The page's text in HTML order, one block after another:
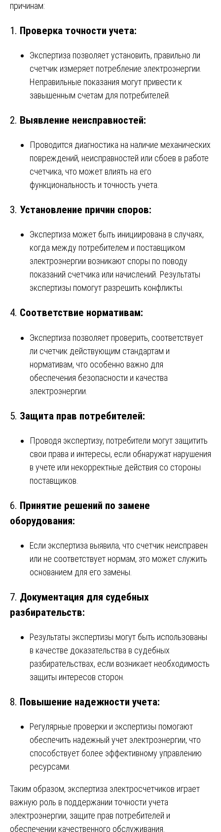
причинам:
1. Проверка точности учета:
Экспертиза позволяет установить, правильно ли
счетчик измеряет потребление электроэнергии.
Неправильные показания могут привести к
завышенным счетам для потребителей.
2. Выявление неисправностей:
Проводится диагностика на наличие механических
повреждений, неисправностей или сбоев в работе
счетчика, что может влиять на его
функциональность и точность учета.
3. Установление причин споров:
Экспертиза может быть инициирована в случаях,
когда между потребителем и поставщиком
электроэнергии возникают споры по поводу
показаний счетчика или начислений. Результаты
экспертизы помогут разрешить конфликты.
4. Соответствие нормативам:
Экспертиза позволяет проверить, соответствует
ли счетчик действующим стандартам и
нормативам, что особенно важно для
обеспечения безопасности и качества
электроэнергии.
5. Защита прав потребителей:
Проводя экспертизу, потребители могут защитить
свои права и интересы, если обнаружат нарушения
в учете или некорректные действия со стороны
поставщиков.
6. Принятие решений по замене
оборудования:
Если экспертиза выявила, что счетчик неисправен
или не соответствует нормам, это может служить
основанием для его замены.
7. Документация для судебных
разбирательств:
Результаты экспертизы могут быть использованы
в качестве доказательства в судебных
разбирательствах, если возникает необходимость
защиты интересов сторон.
8. Повышение надежности учета:
Регулярные проверки и экспертизы помогают
обеспечить надежный учет электроэнергии, что
способствует более эффективному управлению
ресурсами.
Таким образом, экспертиза электросчетчиков играет
важную роль в поддержании точности учета
электроэнергии, защите прав потребителей и
обеспечении качественного обслуживания.